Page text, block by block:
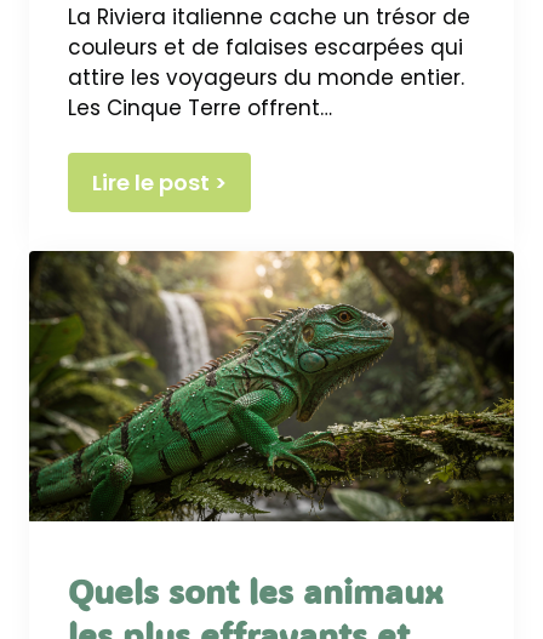
La Riviera italienne cache un trésor de
couleurs et de falaises escarpées qui
attire les voyageurs du monde entier.
Les Cinque Terre offrent…
Lire le post >
Quels sont les animaux